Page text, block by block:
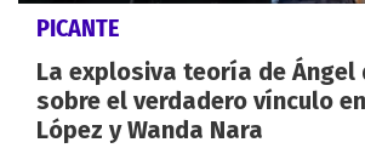
PICANTE
La explosiva teoría de Ángel
sobre el verdadero vínculo
López y Wanda Nara